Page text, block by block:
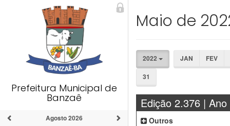
Prefeitura Municipal de
Banzaê
Agosto 2026
Maio de
2022 JAN
FEV
31
Edição 2.376 | Ano
Outros